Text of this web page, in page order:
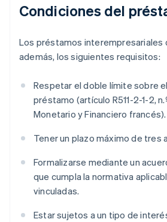
Condiciones del
Los préstamos interempresariales
además, los siguientes requisitos:
Respetar el doble límite sobre
préstamo (artículo R511-2-1-2,
Monetario y Financiero francés).
Tener un plazo máximo de tres
Formalizarse mediante un
que cumpla la normativa
vinculadas.
Estar sujetos a un tipo de